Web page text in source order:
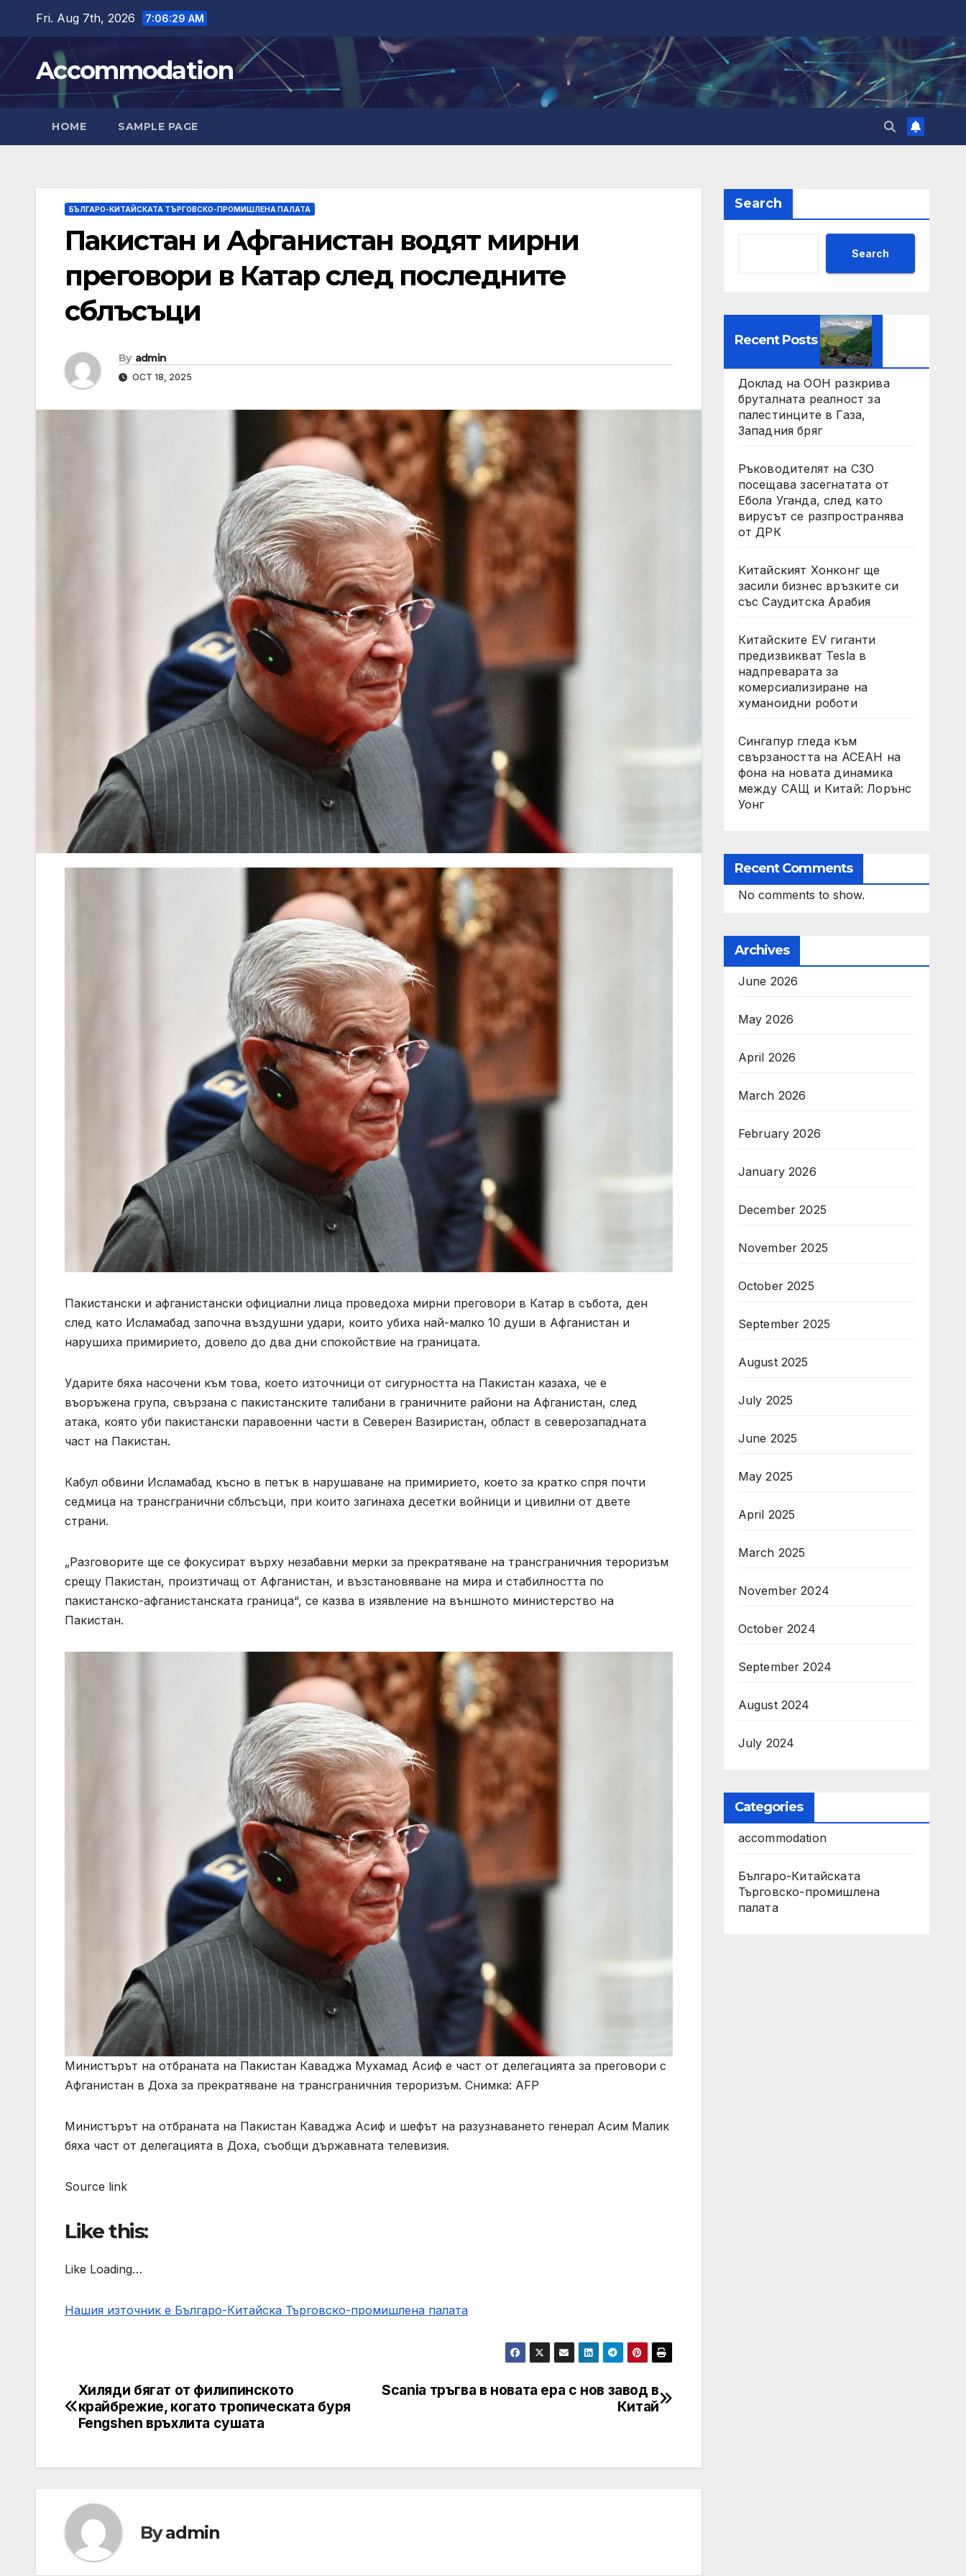
content
Fri. Aug 7th, 2026 7:06:31 AM
Accommodation
HOME SAMPLE PAGE
БЪЛГАРО-КИТАЙСКАТА ТЪРГОВСКО-ПРОМИШЛЕНА ПАЛАТА
Пакистан и Афганистан водят мирни
преговори в Катар след последните
сблъсъци
By admin
OCT 18, 2025
Пакистански и афганистански официални лица проведоха мирни преговори в Катар в събота, ден
след като Исламабад започна въздушни удари, които убиха най-малко 10 души в Афганистан и
нарушиха примирието, довело до два дни спокойствие на границата.
Ударите бяха насочени към това, което източници от сигурността на Пакистан казаха, че е
въоръжена група, свързана с пакистанските талибани в граничните райони на Афганистан, след
атака, която уби пакистански паравоенни части в Северен Вазиристан, област в северозападната
част на Пакистан.
Кабул обвини Исламабад късно в петък в нарушаване на примирието, което за кратко спря почти
седмица на трансгранични сблъсъци, при които загинаха десетки войници и цивилни от двете
страни.
„Разговорите ще се фокусират върху незабавни мерки за прекратяване на трансграничния тероризъм
срещу Пакистан, произтичащ от Афганистан, и възстановяване на мира и стабилността по
пакистанско-афганистанската граница“, се казва в изявление на външното министерство на
Пакистан.
Министърът на отбраната на Пакистан Каваджа Мухамад Асиф е част от делегацията за преговори с
Афганистан в Доха за прекратяване на трансграничния тероризъм. Снимка: AFP
Министърът на отбраната на Пакистан Каваджа Асиф и шефът на разузнаването генерал Асим Малик
бяха част от делегацията в Доха, съобщи държавната телевизия.
Source link
Like this:
Like Loading…
Нашия източник е Българо-Китайска Търговско-промишлена палaта
Post
navigation
Scania тръгва в новата ера с нов завод в
Китай
Хиляди бягат от филипинското
крайбрежие, когато тропическата буря
Fengshen връхлита сушата
Byadmin
Search
Search
Recent Posts
Доклад на ООН разкрива
бруталната реалност за
палестинците в Газа,
Западния бряг
Ръководителят на СЗО
посещава засегнатата от
Ебола Уганда, след като
вирусът се разпространява
от ДРК
Китайският Хонконг ще
засили бизнес връзките си
със Саудитска Арабия
Китайските EV гиганти
предизвикват Tesla в
надпреварата за
комерсиализиране на
хуманоидни роботи
Сингапур гледа към
свързаността на АСЕАН на
фона на новата динамика
между САЩ и Китай: Лорънс
Уонг
Recent Comments
No comments to show.
Archives
June 2026
May 2026
April 2026
March 2026
February 2026
January 2026
December 2025
November 2025
October 2025
September 2025
August 2025
July 2025
June 2025
May 2025
April 2025
March 2025
November 2024
October 2024
September 2024
August 2024
July 2024
Categories
accommodation
Българо-Китайската
Търговско-промишлена
палата